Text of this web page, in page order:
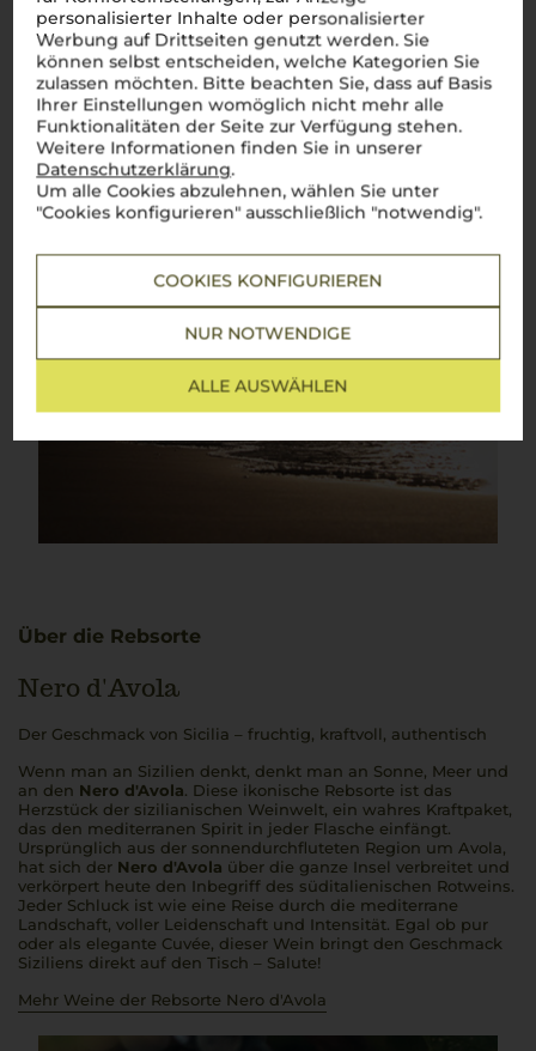
personalisierter Inhalte oder personalisierter
Werbung auf Drittseiten genutzt werden. Sie
können selbst entscheiden, welche Kategorien Sie
zulassen möchten. Bitte beachten Sie, dass auf Basis
Ihrer Einstellungen womöglich nicht mehr alle
Funktionalitäten der Seite zur Verfügung stehen.
Weitere Informationen finden Sie in unserer
Datenschutzerklärung.
Um alle Cookies abzulehnen, wählen Sie unter
"Cookies konfigurieren" ausschließlich "notwendig".
COOKIES KONFIGURIEREN
NUR NOTWENDIGE
ALLE AUSWÄHLEN
Über die Rebsorte
Nero d'Avola
Der Geschmack von Sicilia – fruchtig, kraftvoll, authentisch
Wenn man an Sizilien denkt, denkt man an Sonne, Meer und
an den Nero d'Avola. Diese ikonische Rebsorte ist das
Herzstück der sizilianischen Weinwelt, ein wahres Kraftpaket,
das den mediterranen Spirit in jeder Flasche einfängt.
Ursprünglich aus der sonnendurchfluteten Region um Avola,
hat sich der Nero d'Avola über die ganze Insel verbreitet und
verkörpert heute den Inbegriff des süditalienischen Rotweins.
Jeder Schluck ist wie eine Reise durch die mediterrane
Landschaft, voller Leidenschaft und Intensität. Egal ob pur
oder als elegante Cuvée, dieser Wein bringt den Geschmack
Siziliens direkt auf den Tisch – Salute!
Mehr Weine der Rebsorte Nero d'Avola